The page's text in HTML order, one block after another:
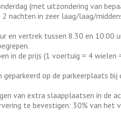
(met uitzondering van
nachten in zeer laag/laag/
en vertrek tussen 8.30 en 10.00
in de prijs (1 voertuig = 4
op de parkeerplaats
van extra slaapplaatsen in de
te bevestigen: 30% van het